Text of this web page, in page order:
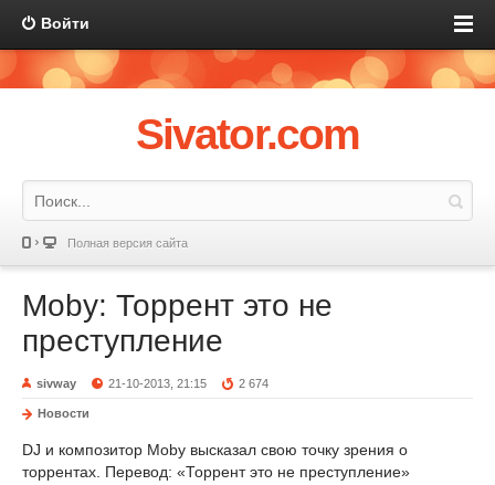
Войти
Sivator.com
Полная версия сайта
Moby: Торрент это не
преступление
sivway 21-10-2013, 21:15 2 674
Новости
DJ и композитор Moby высказал свою точку зрения о
торрентах. Перевод: «Торрент это не преступление»